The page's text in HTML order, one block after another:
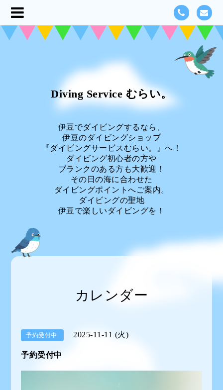
Diving Service むらい。
伊豆でダイビングするなら、
伊豆のダイビングショップ
『ダイビングサービスむらい。』へ！
ダイビング初心者の方や
ブランクのある方も大歓迎！
その日の海に合わせた
ダイビングポイントへご案内。
ダイビングの聖地
伊豆で楽しいダイビングを！
カレンダー
予約受付中 2025-11-11 (火)
予約受付中